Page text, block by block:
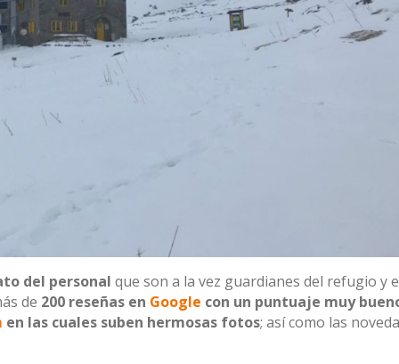
del personal que son a la vez guardianes del refugio y
de 200 reseñas en Google con un puntuaje muy
en las cuales suben hermosas fotos; así como las